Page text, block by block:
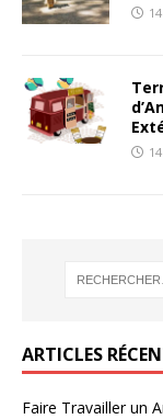
ARTICLES
Faire Travailler un